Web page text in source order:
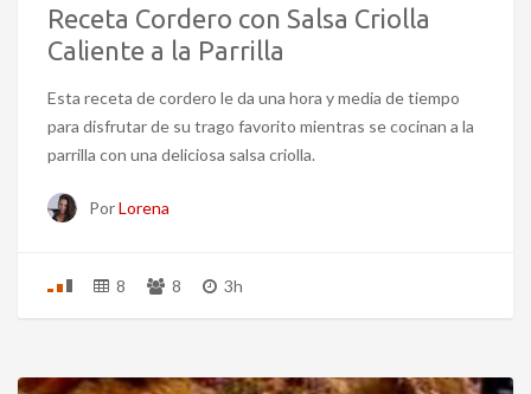
Receta Cordero con Salsa Criolla
Caliente a la Parrilla
Esta receta de cordero le da una hora y media de tiempo
para disfrutar de su trago favorito mientras se cocinan a la
parrilla con una deliciosa salsa criolla.
PorLorena
8 8 3h